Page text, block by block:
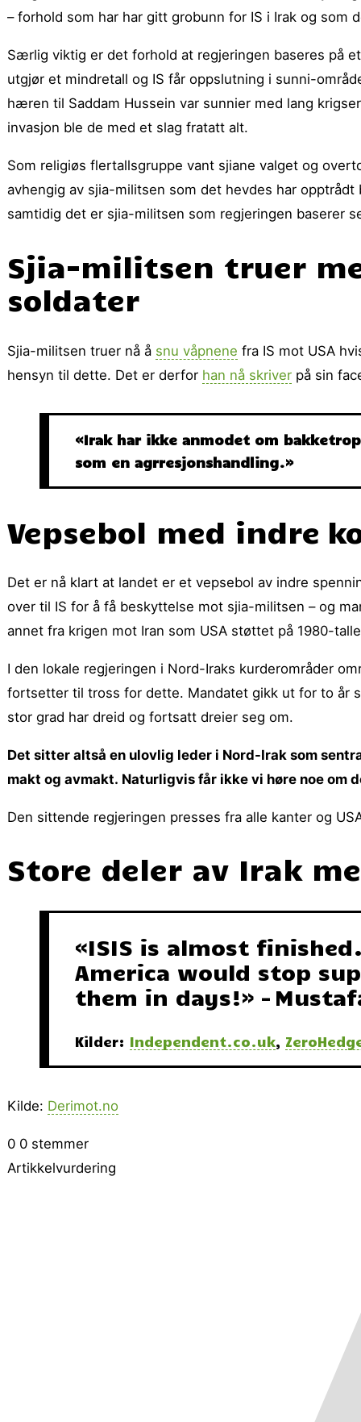
– forhold som har har gitt grobunn for IS i Irak og som
Særlig viktig er det forhold at regjeringen baseres på
utgjør et mindretall og IS får oppslutning i sunni-
hæren til Saddam Hussein var sunnier med lang
invasjon ble de med et slag fratatt alt.
Som religiøs flertallsgruppe vant sjiane valget og
avhengig av sjia-militsen som det hevdes har
samtidig det er sjia-militsen som regjeringen baserer
Sjia-militsen truer
soldater
Sjia-militsen truer nå å snu våpnene fra IS mot USA
hensyn til dette. Det er derfor han nå skriver på sin
«Irak har ikke anmodet om
som en agrresjonshandling.»
Vepsebol med indre
Det er nå klart at landet er et vepsebol av indre
over til IS for å få beskyttelse mot sjia-militsen – og
annet fra krigen mot Iran som USA støttet på 1980-
I den lokale regjeringen i Nord-Iraks kurderområder
fortsetter til tross for dette. Mandatet gikk ut for to år
stor grad har dreid og fortsatt dreier seg om.
Det sitter altså en ulovlig leder i Nord-Irak som
makt og avmakt. Naturligvis får ikke vi høre noe om
Den sittende regjeringen presses fra alle kanter og
Store deler av Irak
«ISIS is almost
America would stop
them in days!» –
Kilder: Independent.co.uk,
Kilde: Derimot.no
0 0 stemmer
Artikkelvurdering